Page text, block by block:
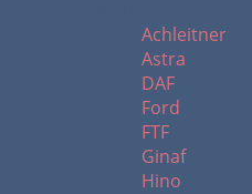
Achleitner
Astra
DAF
Ford
FTF
Ginaf
Hino